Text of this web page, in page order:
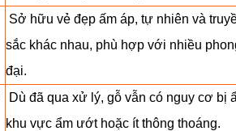
Sở hữu vẻ đẹp ấm áp, tự nhiên và
sắc khác nhau, phù hợp với nhiều
đại.
Dù đã qua xử lý, gỗ vẫn có nguy cơ bị
khu vực ẩm ướt hoặc ít thông thoáng.